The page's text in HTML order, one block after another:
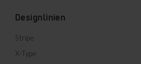
Designlinien
Stripe
X-Type